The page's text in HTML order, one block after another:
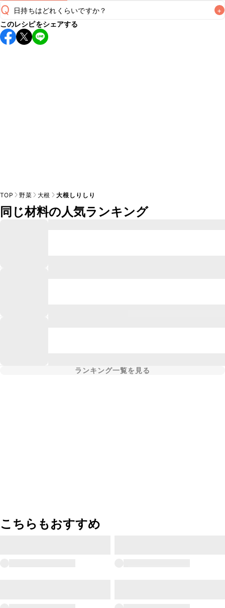
Q 日持ちはどれくらいですか？ +
保存期間は冷蔵で翌日中が目安です。なるべくお早めにお召
し上がりください。
このレシピをシェアする
TOP 野菜 大根 大根しりしり
同じ材料の人気ランキング
ランキング一覧を見る
こちらもおすすめ